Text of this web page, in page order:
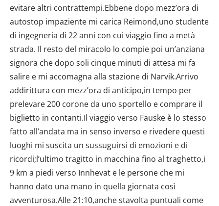
evitare altri contrattempi.Ebbene dopo mezz’ora di
autostop impaziente mi carica Reimond,uno studente
di ingegneria di 22 anni con cui viaggio fino a metà
strada. Il resto del miracolo lo compie poi un’anziana
signora che dopo soli cinque minuti di attesa mi fa
salire e mi accomagna alla stazione di Narvik.Arrivo
addirittura con mezz’ora di anticipo,in tempo per
prelevare 200 corone da uno sportello e comprare il
biglietto in contanti.Il viaggio verso Fauske è lo stesso
fatto all’andata ma in senso inverso e rivedere questi
luoghi mi suscita un sussuguirsi di emozioni e di
ricordi;l’ultimo tragitto in macchina fino al traghetto,i
9 km a piedi verso Innhevat e le persone che mi
hanno dato una mano in quella giornata così
avventurosa.Alle 21:10,anche stavolta puntuali come